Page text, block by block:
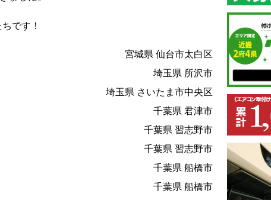
です！
宮城県 仙台市太白区
埼玉県 所沢市
埼玉県 さいたま市中央区
千葉県 君津市
千葉県 習志野市
千葉県 習志野市
千葉県 船橋市
千葉県 船橋市